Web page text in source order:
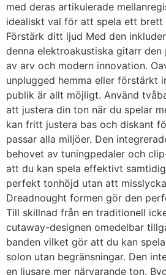
med deras artikulerade
idealiskt val för att spela ett brett
Förstärk ditt ljud Med den
denna elektroakustiska gitarr
av arv och modern innovation.
unplugged hemma eller förstärkt
publik är allt möjligt. Använd
att justera din ton när du spelar
kan fritt justera bas och diskant
passar alla miljöer. Den
behovet av tuningpedaler och
att du kan spela effektivt
perfekt tonhöjd utan att
Dreadnought formen gör den
Till skillnad från en traditionell
cutaway-designen omedelbar
banden vilket gör att du kan
solon utan begränsningar. Den
en ljusare mer närvarande ton.